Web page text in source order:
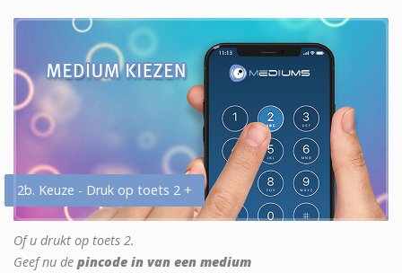
2b. Keuze - Druk op toets 2 +
Of u drukt op toets 2.
Geef nu de pincode in van een medium